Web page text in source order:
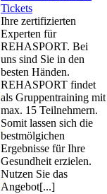
Tickets
Ihre zertifizierten
Experten für
REHASPORT. Bei
uns sind Sie in den
besten Händen.
REHASPORT findet
als Gruppentraining mit
max. 15 Teilnehmern.
Somit lassen sich die
bestmölgichen
Ergebnisse für Ihre
Gesundheit erzielen.
Nutzen Sie das
Angebot[...]